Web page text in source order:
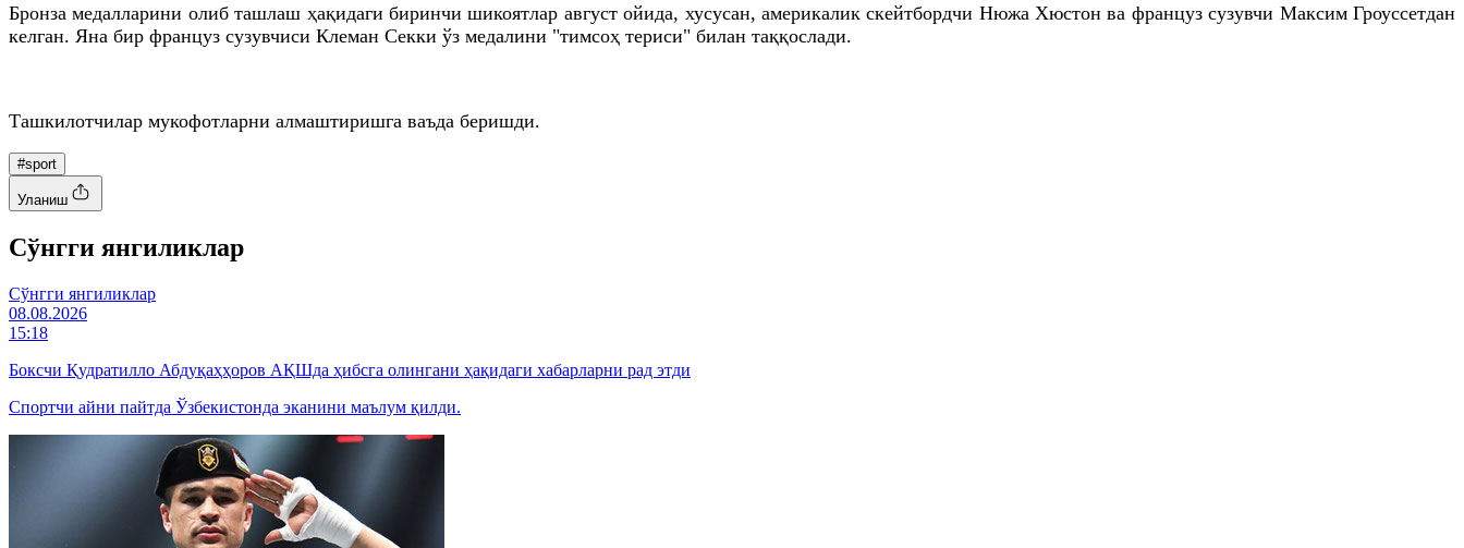
Бронза медалларини олиб ташлаш ҳақидаги биринчи шикоятлар август ойида, хусусан, америкалик скейтбордчи Нюжа Хюстон ва француз сузувчи Максим Гроуссетдан
келган. Яна бир француз сузувчиси Клеман Секки ўз медалини "тимсоҳ териси" билан таққослади.
Ташкилотчилар мукофотларни алмаштиришга ваъда беришди.
#sport
Уланиш
Cўнгги янгиликлар
Cўнгги янгиликлар
08.08.2026
15:18
Боксчи Қудратилло Абдуқаҳҳоров АҚШда ҳибсга олингани ҳақидаги хабарларни рад этди
Спортчи айни пайтда Ўзбекистонда эканини маълум қилди.